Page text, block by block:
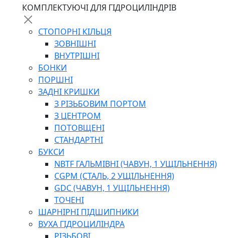
КОМПЛЕКТУЮЧІ ДЛЯ ГІДРОЦИЛІНДРІВ
СТОПОРНІ КІЛЬЦЯ
ЗОВНІШНІ
ВНУТРІШНІ
БОНКИ
ПОРШНІ
ЗАДНІ КРИШКИ
З РІЗЬБОВИМ ПОРТОМ
З ЦЕНТРОМ
ПОТОВЩЕНІ
СТАНДАРТНІ
БУКСИ
NBTF ГАЛЬМІВНІ (ЧАВУН, 1 УЩІЛЬНЕННЯ)
CGPM (СТАЛЬ, 2 УЩІЛЬНЕННЯ)
GDC (ЧАВУН, 1 УЩІЛЬНЕННЯ)
ТОЧЕНІ
ШАРНІРНІ ПІДШИПНИКИ
ВУХА ГІДРОЦИЛІНДРА